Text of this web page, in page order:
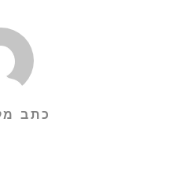
כתב